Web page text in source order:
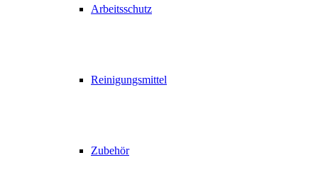
Arbeitsschutz
Reinigungsmittel
Zubehör